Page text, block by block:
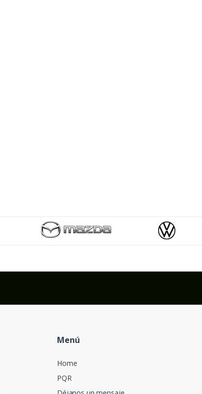
Menú
Home
PQR